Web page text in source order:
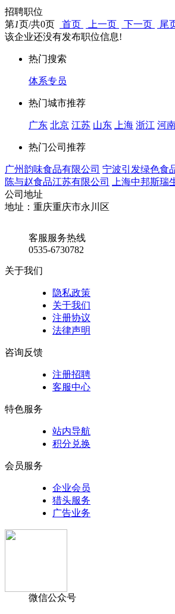
招聘职位
第1页/共0页 首页 上一页 下一页
尾
该企业还没有发布职位信息!
热门搜索
体系专员
热门城市推荐
广东 北京 江苏 山东 上海 浙江 河
热门公司推荐
广州韵味食品有限公司 宁波引发绿色食
陈与赵食品江苏有限公司
上海中邦斯瑞
公司地址
地址：重庆重庆市永川区
客服服务热线
0535-6730782
关于我们
隐私政策
关于我们
注册协议
法律声明
咨询反馈
注册招聘
客服中心
特色服务
站内导航
积分兑换
会员服务
企业会员
猎头服务
广告业务
微信公众号